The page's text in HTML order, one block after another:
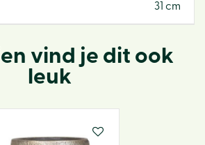
31 cm
vind je dit ook
leuk